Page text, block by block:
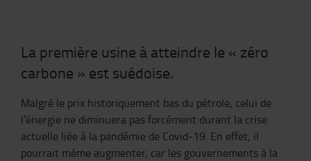
La première usine à atteindre le « zéro
carbone » est suédoise.
Malgré le prix historiquement bas du pétrole, celui de
l’énergie ne diminuera pas forcément durant la crise
actuelle liée à la pandémie de Covid-19. En effet, il
pourrait même augmenter, car les gouvernements à la